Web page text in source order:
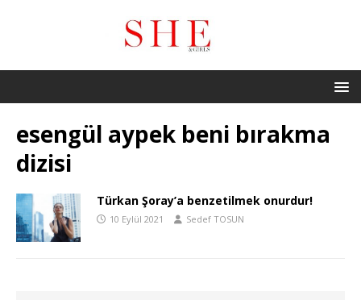
esengül aypek beni bırakma
dizisi
Türkan Şoray’a benzetilmek onurdur!
10 Eylül 2021 Sedef TOSUN